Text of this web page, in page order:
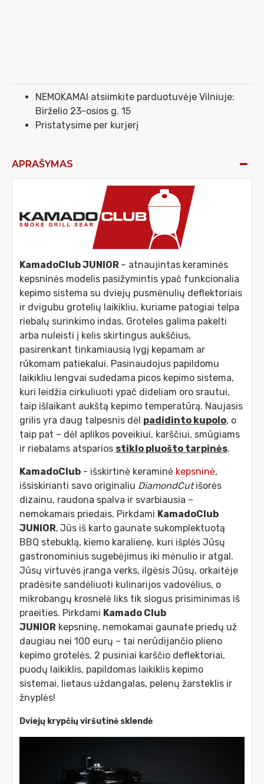
NEMOKAMAI atsiimkite parduotuvėje Vilniuje:
Birželio 23-osios g. 15
Pristatysime per kurjerį
APRAŠYMAS
KamadoClub JUNIOR – atnaujintas keraminės
kepsninės modelis pasižymintis ypač funkcionalia
kepimo sistema su dviejų pusmėnulių deflektoriais
ir dvigubu grotelių laikikliu, kuriame patogiai telpa
riebalų surinkimo indas. Groteles galima pakelti
arba nuleisti į kelis skirtingus aukščius,
pasirenkant tinkamiausią lygį kepamam ar
rūkomam patiekalui. Pasinaudojus papildomu
laikikliu lengvai sudedama picos kepimo sistema,
kuri leidžia cirkuliuoti ypač dideliam oro srautui,
taip išlaikant aukštą kepimo temperatūrą. Naujasis
grilis yra daug talpesnis dėl padidinto kupolo, o
taip pat – dėl aplikos poveikiui, karščiui, smūgiams
ir riebalams atsparios stiklo pluošto tarpinės.
KamadoClub - išskirtinė keraminė kepsninė,
išsiskirianti savo originaliu DiamondCutišorės
dizainu, raudona spalva ir svarbiausia –
nemokamais priedais. Pirkdami KamadoClub
JUNIOR, Jūs iš karto gaunate sukomplektuotą
BBQ stebuklą, kiemo karalienę, kuri išplės Jūsų
gastronominius sugebėjimus iki mėnulio ir atgal.
Jūsų virtuvės įranga verks, ilgėsis Jūsų, orkaitėje
pradėsite sandėliuoti kulinarijos vadovėlius, o
mikrobangų krosnelė liks tik slogus prisiminimas iš
praeities. Pirkdami Kamado Club
JUNIOR kepsninę, nemokamai gaunate priedų už
daugiau nei 100 eurų – tai nerūdijančio plieno
kepimo grotelės, 2 pusiniai karščio deflektoriai,
puodų laikiklis, papildomas laikiklis kepimo
sistemai, lietaus uždangalas, pelenų žarsteklis ir
žnyplės!
Dviejų krypčių viršutinė sklendė